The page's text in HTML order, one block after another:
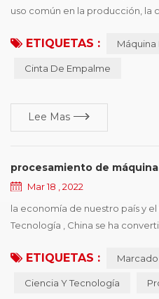
uso común en la producción, la
que se cinta aparece en
seis tipos de formas de daño
ETIQUETAS :
Cinta De Empalme
Lee Mas
procesamiento de
Mar 18 , 2022
la economía de nuestro país y
Tecnología , China se ha
prolificidad en la electrónica , y
fabricación de tipo de copia , el
ETIQUETAS :
Ciencia Y Tecnología